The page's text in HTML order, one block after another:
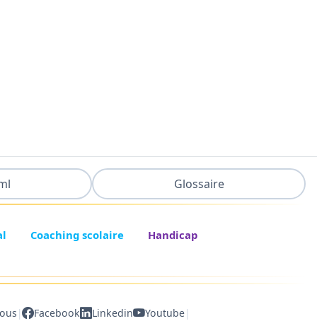
Glossaire
Coaching scolaire
Handicap
| Facebook Linkedin Youtube|